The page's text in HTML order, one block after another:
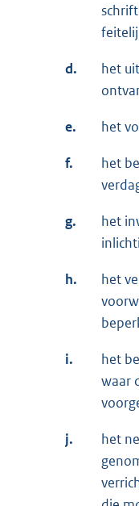
d.
het
e. het
f.
het
g.
het
h.
het
i.
het
waar
j.
het